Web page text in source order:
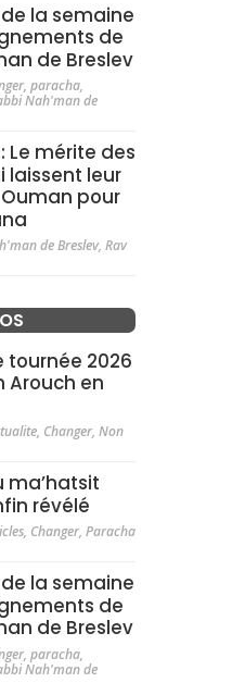
la semaine
de
de Breslev
, paracha,
Nah'man de
Le mérite des
laissent leur
pour
de Breslev,Rav
tournée 2026
Arouch en
, Changer, Non
ma’hatsit
révélé
, Changer, Paracha
la semaine
de
de Breslev
, paracha,
Nah'man de